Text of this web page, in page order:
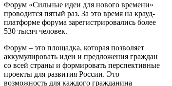
Форум «Сильные идеи для нового времени»
проводится пятый раз. За это время на крауд-
платформе форума зарегистрировались более
530 тысяч человек.
Форум – это площадка, которая позволяет
аккумулировать идеи и предложения граждан
со всей страны и формировать перспективные
проекты для развития России. Это
возможность для каждого гражданина